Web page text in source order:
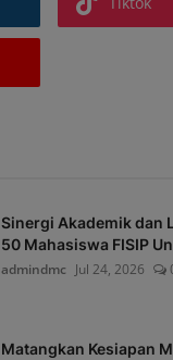
Sinergi Akademik dan
50 Mahasiswa FISIP
admindmc Jul 24, 2026
Matangkan Kesiapan